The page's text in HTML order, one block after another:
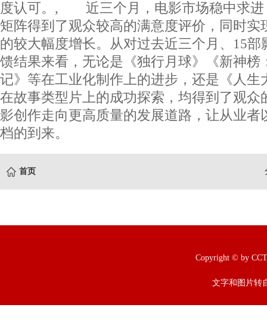
度认可。, 近三个月，电影市场稳中求进
矩阵得到了观众较高的满意度评价，同时实
的较大幅度增长。从对过去近三个月、15
馈结果来看，无论是《独行月球》《新神榜
记》等在工业化制作上的进步，还是《人生
在故事类型片上的成功探索，均得到了观众
影创作走向更高质量的发展道路，让从业者
档的到来。
首页
Copyright © by
文字和图片转